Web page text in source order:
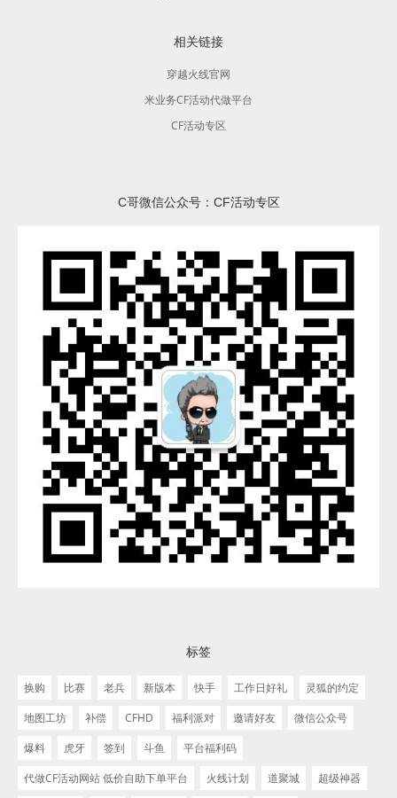
相关链接
穿越火线官网
米业务CF活动代做平台
CF活动专区
C哥微信公众号：CF活动专区
标签
换购 比赛 老兵 新版本 快手 工作日好礼
灵狐的约定
地图工坊
补偿 CFHD 福利派对 邀请好友
微信公众号
爆料
虎牙 签到 斗鱼
平台福利码
代做CF活动网站 低价自助下单平台
火线计划 道聚城 超级神器